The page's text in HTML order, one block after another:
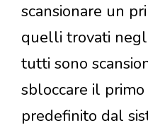
scansionare un
quelli trovati
tutti sono
sbloccare il
predefinito dal